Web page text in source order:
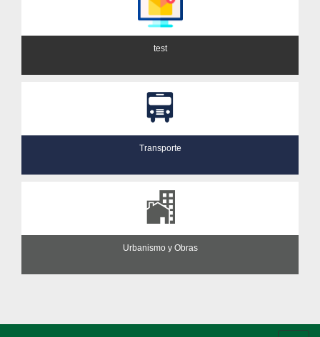
test
Transporte
Urbanismo y Obras